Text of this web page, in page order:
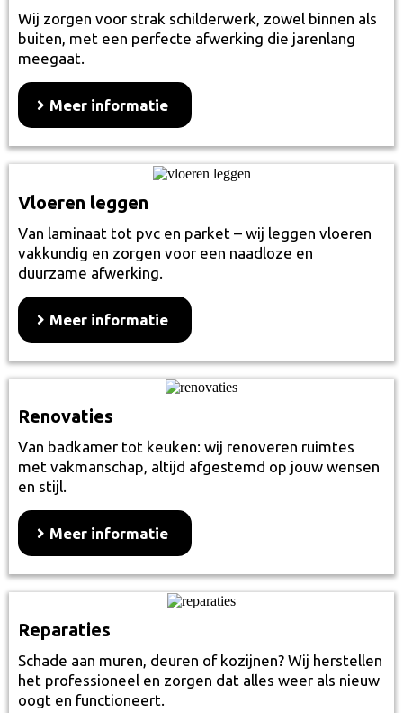
Wij zorgen voor strak schilderwerk, zowel binnen als
buiten, met een perfecte afwerking die jarenlang
meegaat.
Meer informatie
Vloeren leggen
Van laminaat tot pvc en parket – wij leggen vloeren
vakkundig en zorgen voor een naadloze en
duurzame afwerking.
Meer informatie
Renovaties
Van badkamer tot keuken: wij renoveren ruimtes
met vakmanschap, altijd afgestemd op jouw wensen
en stijl.
Meer informatie
Reparaties
Schade aan muren, deuren of kozijnen? Wij herstellen
het professioneel en zorgen dat alles weer als nieuw
oogt en functioneert.